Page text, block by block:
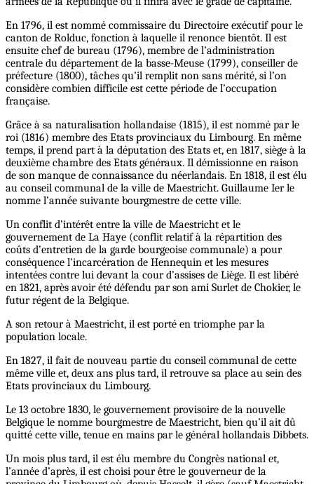
En 1796, il est nommé commissaire du Directoire exécutif pour le
canton de Rolduc, fonction à laquelle il renonce bientôt. Il est
ensuite chef de bureau (1796), membre de l’administration
centrale du département de la basse-Meuse (1799), conseiller de
préfecture (1800), tâches qu’il remplit non sans mérité, si l’on
considère combien difficile est cette période de l’occupation
française.
Grâce à sa naturalisation hollandaise (1815), il est nommé par le
roi (1816) membre des Etats provinciaux du Limbourg. En même
temps, il prend part à la députation des Etats et, en 1817, siège à la
deuxième chambre des Etats généraux. Il démissionne en raison
de son manque de connaissance du néerlandais. En 1818, il est élu
au conseil communal de la ville de Maestricht. Guillaume Ier le
nomme l’année suivante bourgmestre de cette ville.
Un conflit d’intérêt entre la ville de Maestricht et le
gouvernement de La Haye (conflit relatif à la répartition des
coûts d’entretien de la garde bourgeoise communale) a pour
conséquence l’incarcération de Hennequin et les mesures
intentées contre lui devant la cour d’assises de Liège. Il est libéré
en 1821, après avoir été défendu par son ami Surlet de Chokier, le
futur régent de la Belgique.
A son retour à Maestricht, il est porté en triomphe par la
population locale.
En 1827, il fait de nouveau partie du conseil communal de cette
même ville et, deux ans plus tard, il retrouve sa place au sein des
Etats provinciaux du Limbourg.
Le 13 octobre 1830, le gouvernement provisoire de la nouvelle
Belgique le nomme bourgmestre de Maestricht, bien qu’il ait dû
quitté cette ville, tenue en mains par le général hollandais Dibbets.
Un mois plus tard, il est élu membre du Congrès national et,
l’année d’après, il est choisi pour être le gouverneur de la